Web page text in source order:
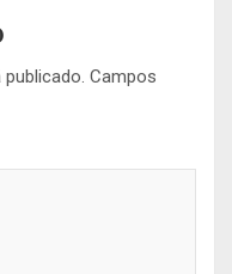
Campos